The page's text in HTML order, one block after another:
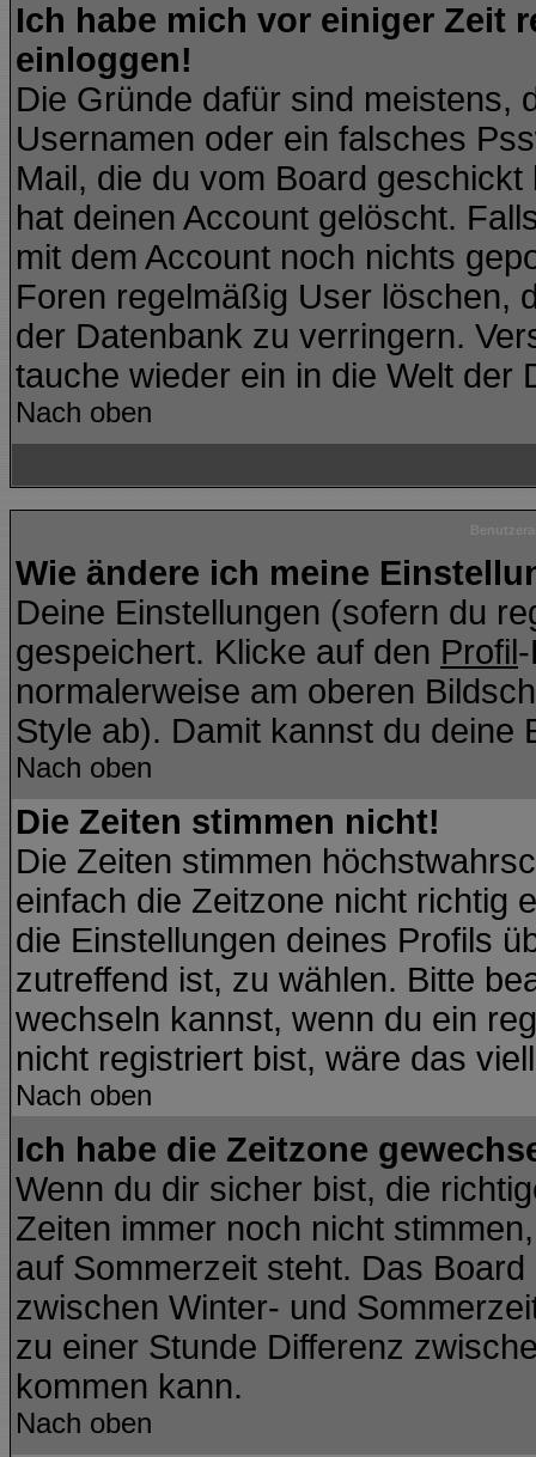
Ich habe mich vor einiger Zeit
einloggen!
Die Gründe dafür sind meistens,
Usernamen oder ein falsches
Mail, die du vom Board
hat deinen Account gelöscht.
mit dem Account noch nichts
Foren regelmäßig User löschen,
der Datenbank zu verringern.
tauche wieder ein in die Welt der
Nach oben
Wie ändere ich meine
Deine Einstellungen (sofern du
gespeichert. Klicke auf den Profil
normalerweise am oberen
Style ab). Damit kannst du deine
Nach oben
Die Zeiten stimmen nicht!
Die Zeiten stimmen
einfach die Zeitzone nicht richtig
die Einstellungen deines Profils
zutreffend ist, zu wählen. Bitte
wechseln kannst, wenn du ein
nicht registriert bist, wäre das
Nach oben
Ich habe die Zeitzone
Wenn du dir sicher bist, die
Zeiten immer noch nicht
auf Sommerzeit steht. Das
zwischen Winter- und
zu einer Stunde Differenz
kommen kann.
Nach oben